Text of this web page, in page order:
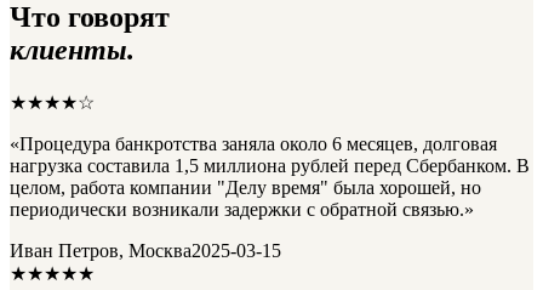
Что говорят
клиенты.
★★★★☆
«Процедура банкротства заняла около 6 месяцев, долговая
нагрузка составила 1,5 миллиона рублей перед Сбербанком. В
целом, работа компании "Делу время" была хорошей, но
периодически возникали задержки с обратной связью.»
Иван Петров, Москва2025-03-15
★★★★★